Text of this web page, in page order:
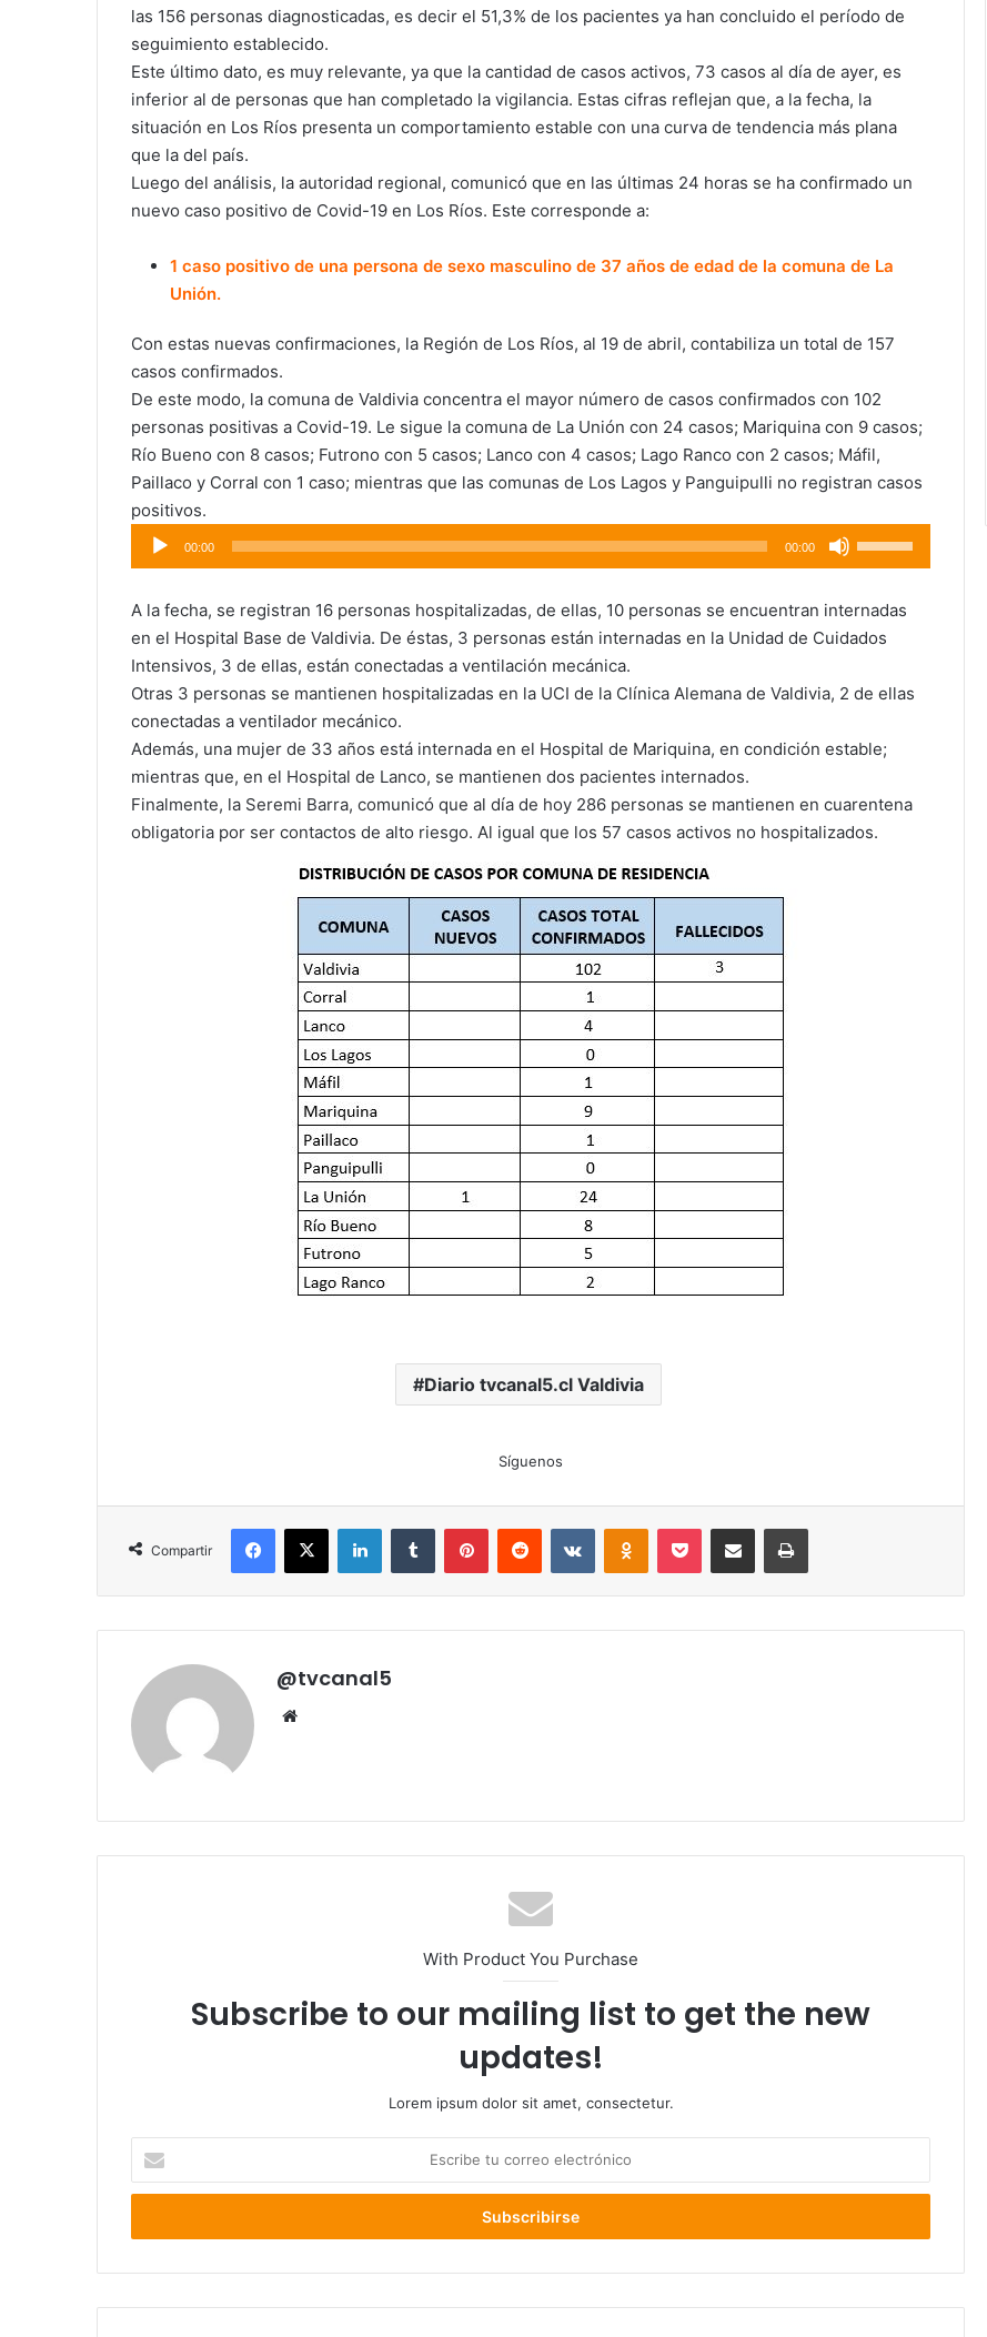
las 156 personas diagnosticadas, es decir el 51,3% de los pacientes ya han concluido el período de
seguimiento establecido.
Este último dato, es muy relevante, ya que la cantidad de casos activos, 73 casos al día de ayer, es
inferior al de personas que han completado la vigilancia. Estas cifras reflejan que, a la fecha, la
situación en Los Ríos presenta un comportamiento estable con una curva de tendencia más plana
que la del país.
Luego del análisis, la autoridad regional, comunicó que en las últimas 24 horas se ha confirmado un
nuevo caso positivo de Covid-19 en Los Ríos. Este corresponde a:
1 caso positivo de una persona de sexo masculino de 37 años de edad de la comuna de La
Unión.
Con estas nuevas confirmaciones, la Región de Los Ríos, al 19 de abril, contabiliza un total de 157
casos confirmados.
De este modo, la comuna de Valdivia concentra el mayor número de casos confirmados con 102
personas positivas a Covid-19. Le sigue la comuna de La Unión con 24 casos; Mariquina con 9 casos;
Río Bueno con 8 casos; Futrono con 5 casos; Lanco con 4 casos; Lago Ranco con 2 casos; Máfil,
Paillaco y Corral con 1 caso; mientras que las comunas de Los Lagos y Panguipulli no registran casos
positivos.
Reproductor
de
00:00 00:00
las
de
flecha
para
o
el
volumen.
A la fecha, se registran 16 personas hospitalizadas, de ellas, 10 personas se encuentran internadas
en el Hospital Base de Valdivia. De éstas, 3 personas están internadas en la Unidad de Cuidados
Intensivos, 3 de ellas, están conectadas a ventilación mecánica.
Otras 3 personas se mantienen hospitalizadas en la UCI de la Clínica Alemana de Valdivia, 2 de ellas
conectadas a ventilador mecánico.
Además, una mujer de 33 años está internada en el Hospital de Mariquina, en condición estable;
mientras que, en el Hospital de Lanco, se mantienen dos pacientes internados.
Finalmente, la Seremi Barra, comunicó que al día de hoy 286 personas se mantienen en cuarentena
obligatoria por ser contactos de alto riesgo. Al igual que los 57 casos activos no hospitalizados.
Diario tvcanal5.cl Valdivia
Síguenos
Compartir
Facebook
X LinkedInTumblr PinterestReddit VKontakteOdnoklassniki
Pocket Compartir por correo electrónicoImprimir
@tvcanal5
With Product You Purchase
Subscribe to our mailing list to get the new
updates!
Lorem ipsum dolor sit amet, consectetur.
correo